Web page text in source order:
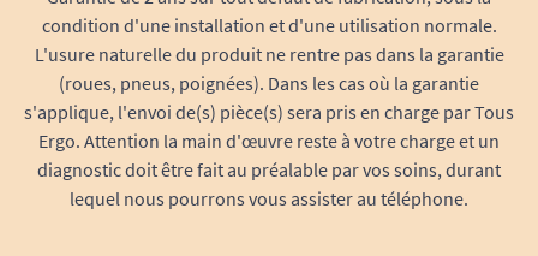
les comprimés coupés ou broyés. Une solution
pratique pour préparer ses prises à l’avance et
éviter les oublis ou les pertes.
Un format compact adapté à toutes
condition d'une installation et d'une utilisation normale.
L'usure naturelle du produit ne rentre pas dans la garantie
(roues, pneus, poignées). Dans les cas où la garantie
s'applique, l'envoi de(s) pièce(s) sera pris en charge par Tous
Ergo. Attention la main d'œuvre reste à votre charge et un
diagnostic doit être fait au préalable par vos soins, durant
lequel nous pourrons vous assister au téléphone.